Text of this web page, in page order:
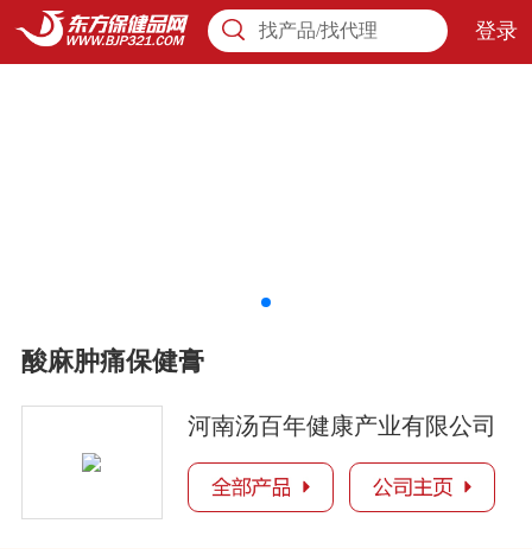
找产品/找代理 登录
酸麻肿痛保健膏
河南汤百年健康产业有限公司